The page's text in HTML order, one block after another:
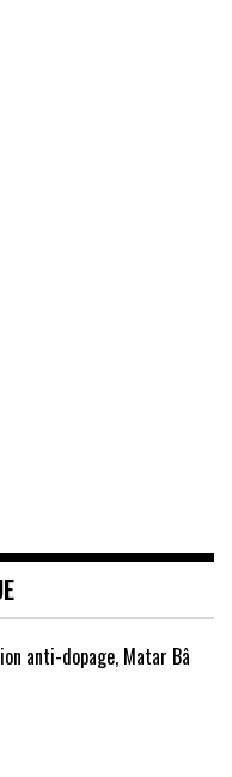
anti-dopage, Matar Bâ